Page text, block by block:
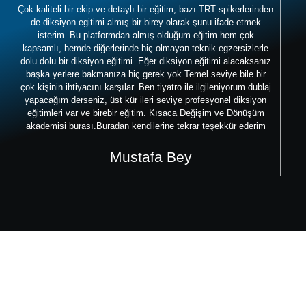
Çok kaliteli bir ekip ve detaylı bir eğitim, bazı TRT spikerlerinden
de diksiyon egitimi almış bir birey olarak şunu ifade etmek
isterim. Bu platformdan almış olduğum eğitim hem çok
kapsamlı, hemde diğerlerinde hiç olmayan teknik egzersizlerle
dolu dolu bir diksiyon eğitimi. Eğer diksiyon eğitimi alacaksanız
başka yerlere bakmanıza hiç gerek yok.Temel seviye bile bir
çok kişinin ihtiyacını karşılar. Ben tiyatro ile ilgileniyorum dublaj
yapacağım derseniz, üst kür ileri seviye profesyonel diksiyon
eğitimleri var ve birebir eğitim. Kısaca Değişim ve Dönüşüm
akademisi burası.Buradan kendilerine tekrar teşekkür ederim
Mustafa Bey